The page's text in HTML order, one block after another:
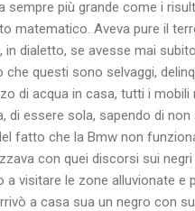
più grande come i
matematico. Aveva pure il
dialetto, se avesse mai
questi sono selvaggi,
di acqua in casa, tutti i
di essere sola, sapendo di
fatto che la Bmw non
con quei discorsi sui
visitare le zone alluvionate e
a casa sua un negro con